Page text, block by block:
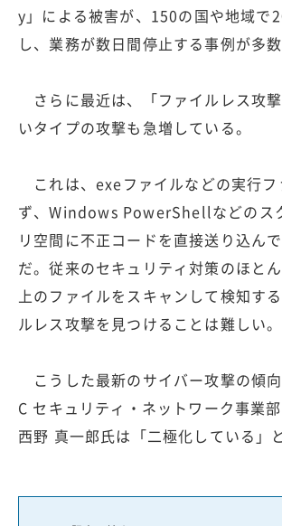
y」による被害が、150の国や地域で
し、業務が数日間停止する事例が多数
さらに最近は、「ファイルレス攻
いタイプの攻撃も急増している。
これは、exeファイルなどの実行フ
ず、Windows PowerShellなどのス
リ空間に不正コードを直接送り込ん
だ。従来のセキュリティ対策のほと
上のファイルをスキャンして検知す
ルレス攻撃を見つけることは難しい。
こうした最新のサイバー攻撃の傾
C セキュリティ・ネットワーク事業
西野 真一郎氏は「二極化している」